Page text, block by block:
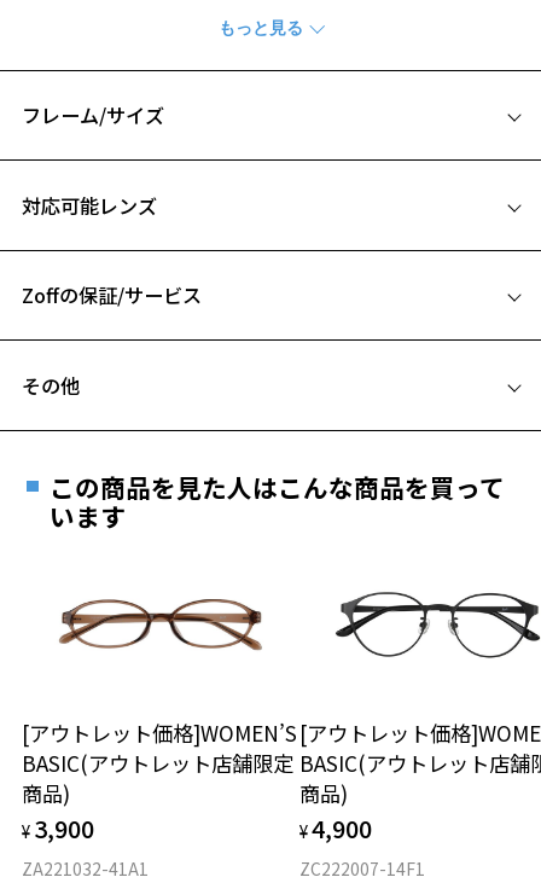
お気に入り
※柄や色味の出方に個体差があり、画像と異なる場合がございます。
Zoff KIDS (ゾフ･キッズ) ページをみる
※アウトレット商品は、販売から一定期間経過した商品などです。キ
ズ、汚れなどがあるB級品ではございません。
フレーム/サイズ
B ブリッジ(鼻部分)の横幅：15mm
仕上がり寸法
D 仕上がりの横幅：約134mm
E 仕上がりの縦幅：約32mm
対応可能レンズ
フレームとレンズの合計料金を知りたい方へ
Zoffの保証/サービス
安心1 フレーム１年間品質保証
きます。
※保証期間内に交換が行われた場合、保証期間は初期の期間から
安心2 視力測定無料
視力の変化を早めに発見するために、定期的な視
力測定をおすすめいたします。
安心3 かかり具合調整無料
その他
ご希望のお客さまは、「レンズ交換券」をお選びのうえ、
最寄りのZoff実店舗にてレンズをお買い求めください。
※サングラスやパッケージ品では「レンズ交換券」はお選び
談ください。
オンラインストアでフレームのみ購入して、
実店舗で度付きにできます
ご購入時に「レンズ交換券」をお選びいただくと、実店舗で
度数を測定のうえ、度付きレンズ（標準セットレンズ）へ無
料交換いただけます。
この商品を見た人はこんな商品を買って
います
[アウトレット価格]WOMEN’S
BASIC(アウトレット店舗限定
商品)
¥ 3,900
ZA221032-41A1
[アウトレット価格
BASIC(アウトレット店舗
商品)
¥4,900
ZC222007-14F1